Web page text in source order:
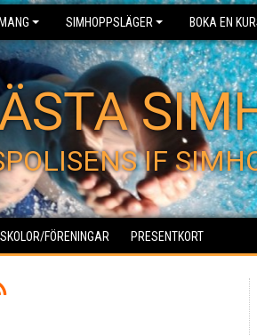
SIMHOPPSLÄGER BOKA EN
IF
SKOLOR/FÖRENINGAR PRESENTKORT